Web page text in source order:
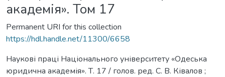
академія». Том 17
Permanent URI for this collection
https://hdl.handle.net/11300/6658
Наукові праці Національного університету «Одеська
юридична академія». Т. 17 / голов. ред. С. В. Ківалов ;